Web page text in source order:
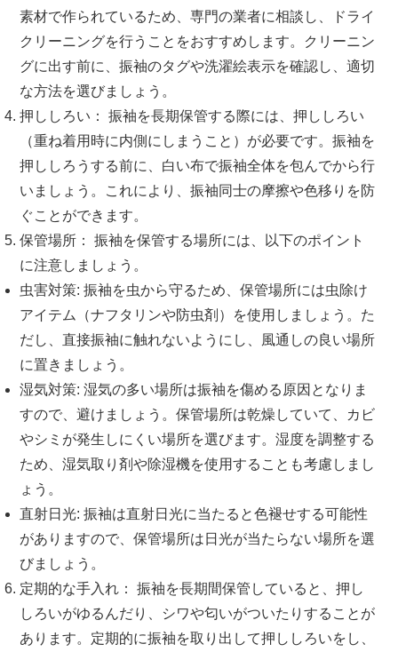
素材で作られているため、専門の業者に相談し、ドライ
クリーニングを行うことをおすすめします。クリーニン
グに出す前に、振袖のタグや洗濯絵表示を確認し、適切
な方法を選びましょう。
押ししろい： 振袖を長期保管する際には、押ししろい
（重ね着用時に内側にしまうこと）が必要です。振袖を
押ししろうする前に、白い布で振袖全体を包んでから行
いましょう。これにより、振袖同士の摩擦や色移りを防
ぐことができます。
保管場所： 振袖を保管する場所には、以下のポイント
に注意しましょう。
虫害対策: 振袖を虫から守るため、保管場所には虫除け
アイテム（ナフタリンや防虫剤）を使用しましょう。た
だし、直接振袖に触れないようにし、風通しの良い場所
に置きましょう。
湿気対策: 湿気の多い場所は振袖を傷める原因となりま
すので、避けましょう。保管場所は乾燥していて、カビ
やシミが発生しにくい場所を選びます。湿度を調整する
ため、湿気取り剤や除湿機を使用することも考慮しまし
ょう。
直射日光: 振袖は直射日光に当たると色褪せする可能性
がありますので、保管場所は日光が当たらない場所を選
びましょう。
定期的な手入れ： 振袖を長期間保管していると、押し
しろいがゆるんだり、シワや匂いがついたりすることが
あります。定期的に振袖を取り出して押ししろいをし、